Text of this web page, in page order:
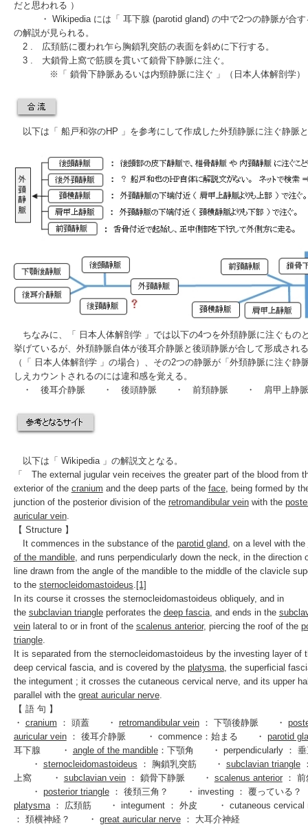
だと思われる ）
・ Wikipedia には「 耳下腺 (parotid gland) の中で2つの静脈が合す
の解説が見られる。
2 . 広頚筋に覆われ乍ら 胸鎖乳突筋の表面を斜めに下行する。
3 . 大鎖骨上窩で筋膜を貫いて鎖骨下静脈に注ぐ。
※「 鎖骨下静脈あるいは内頸静脈に注ぐ 」（ 日本人体解剖学）
以下は「 船戸和弥のHP 」を参考にして作成した外頚静脈に注ぐ静脈
ちなみに、「 日本人体解剖学 」では以下の4つを外頚静脈に注ぐもの
挙げているが、外頚静脈自体が後耳介静脈と後頭静脈が合して形成され
（「
日本人体解剖学 」の場合）、その2つの静脈が「外頚静脈に注ぐ静
しえカウントされるのには違和感を覚える。
・ 後耳介静脈 ・ 後頭静脈 ・ 前頚静脈 ・ 肩甲上静脈
以下は「 Wikipedia」の解説文となる。
「 The external jugular vein receives the greater part of the blood from
exterior of the cranium and the deep parts of the face, being formed by
junction of the posterior division of the retromandibular veinwith the
auricular vein.
【 Structure 】
It commences in the substance of the parotid gland , on a level with the
of the mandible, and runs perpendicularlydown the neck, in the direction
line drawn from the angle of the mandible to the middle of the clavicle
to the sternocleidomastoideus [1]
In its course it crosses the sternocleidomastoideus obliquely, and in
the subclavian triangleperforates the deep fascia, and ends in the
veinlateral to or in front of the scalenus anterior, piercing the roof of the
triangle.
It is separated from the sternocleidomastoideus by the investinglayer of
deep cervical fascia, and is covered by the platysma, the superficial
the integument; it crosses the cutaneous cervical nerve, and its upper
parallel with the great auricular nerve.
【 語 句 】
・ cranium ： 頭蓋 ・ retromandibular vein： 下顎後静脈 ・
auricular vein： 後耳介静脈 ・ commence：始まる ・ parotid
耳下腺 ・ angle of the mandible： 下顎角
・ perpendicularly ： 垂
・ sternocleidomastoideus ： 胸鎖乳突筋 ・ subclavian triangle
上窩 ・ subclavian vein： 鎖骨下静脈 ・ scalenus anterior： 前
・ posterior triangle： 後頚三角？ ・ investing ： 覆ってい
platysma： 広頚筋 ・ integument ： 外皮 ・ cutaneous cervical
： 頚横神経？ ・ great auricular nerve： 大耳介神経